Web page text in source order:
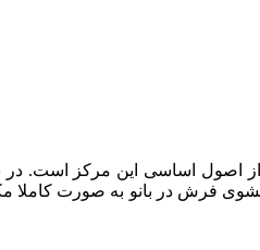
اصول اساسی این مرکز است. در
فرش در بانو به صورت کاملا